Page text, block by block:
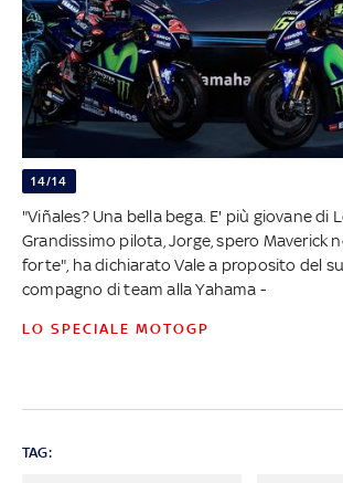
14/14
"Viñales? Una bella bega. E' più giovane di
Grandissimo pilota, Jorge, spero Maverick
forte", ha dichiarato Vale a proposito del
compagno di team alla Yahama -
LO SPECIALE MOTOGP
TAG: